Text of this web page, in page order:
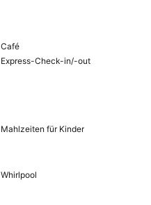
Café
Express-Check-in/-out
Mahlzeiten für Kinder
Whirlpool